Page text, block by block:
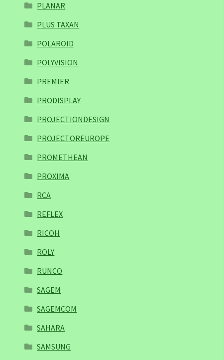
PLANAR
PLUS TAXAN
POLAROID
POLYVISION
PREMIER
PRODISPLAY
PROJECTIONDESIGN
PROJECTOREUROPE
PROMETHEAN
PROXIMA
RCA
REFLEX
RICOH
ROLY
RUNCO
SAGEM
SAGEMCOM
SAHARA
SAMSUNG